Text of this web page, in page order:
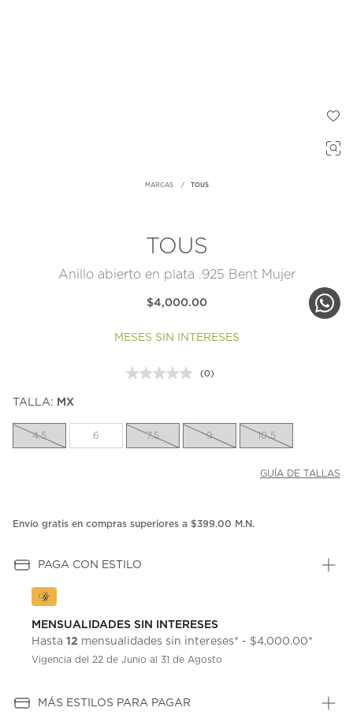
MARCAS TOUS
TOUS
Anillo abierto en plata .925 Bent Mujer
$4,000.00
MESES SIN INTERESES
Sin
la
misma
(0)
TALLA: MX
4.5 6 7.5 9 10.5
GUÍA DE TALLAS
Envío gratis en compras superiores a $399.00 M.N.
PAGA CON ESTILO
MENSUALIDADES SIN INTERESES
Hasta 12 mensualidades sin intereses* - $4,000.00*
Vigencia del 22 de Junio al 31 de Agosto
MÁS ESTILOS PARA PAGAR